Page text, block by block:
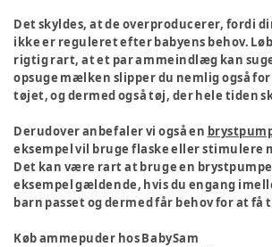
Det skyldes, at de overproducerer, fordi
ikke er reguleret efter babyens behov.
rigtig rart, at et par ammeindlæg kan
opsuge mælken slipper du nemlig også
tøjet, og dermed også tøj, der hele tiden
Derudover anbefaler vi også en
eksempel vil bruge flaske eller stimulere
Det kan være rart at bruge en
eksempel gældende, hvis du engang
barn passet og dermed får behov for at få
Køb ammepuder hos BabySam